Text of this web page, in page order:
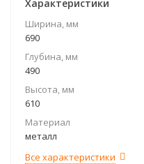
Характеристики
Ширина, мм
690
Глубина, мм
490
Высота, мм
610
Материал
металл
Все характеристики